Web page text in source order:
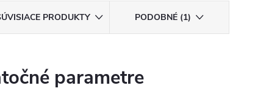
PRODUKTY PODOBNÉ (1)
parametre